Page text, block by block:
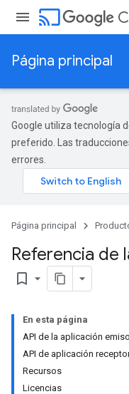
cast
Página principal
Google utiliza tecnología
preferido. Las
errores.
Página principal
Referencia de
bookmark_border
En esta página
API de la aplicación
API de aplicación
Recursos
Licencias